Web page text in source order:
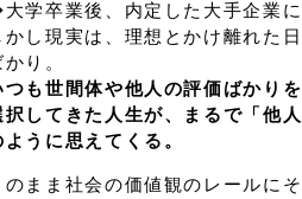
学卒業後、内定した大手企業に
かし現実は、理想とかけ離れた日
かり。
つも世間体や他人の評価ばかり
択してきた人生が、まるで「他人
ように思えてくる。
のまま社会の価値観のレールに